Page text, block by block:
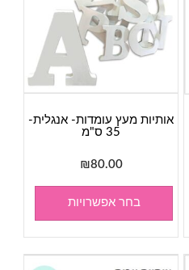
אותיות מעץ עומדות- אנגלית-
35 ס"מ
₪80.00
בחר אפשרויות